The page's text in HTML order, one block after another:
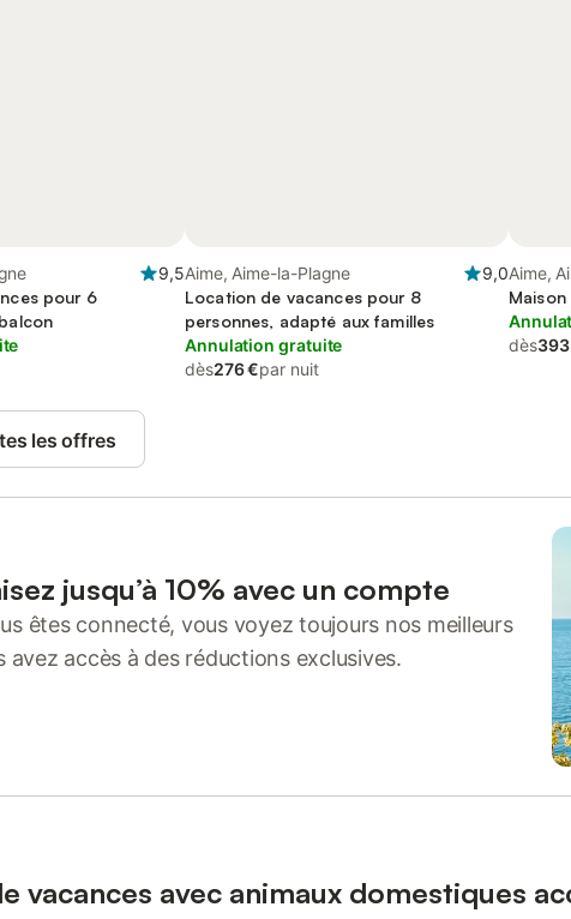
9,5
pour 6
Aime, Aime-la-Plagne
9,0
Location de vacances pour 8
personnes, adapté aux familles
Annulation gratuite
dès276 €par nuit
Aime,
dès393
les offres
jusqu’à 10% avec un compte
êtes connecté, vous voyez toujours nos meilleurs
avez accès à des réductions exclusives.
vacances avec animaux domestiques